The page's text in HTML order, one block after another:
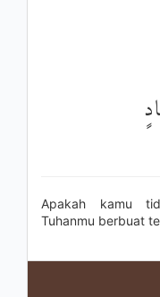
Apakah kamu
Tuhanmu berbuat